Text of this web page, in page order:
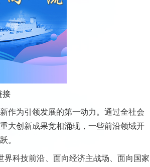
接
为引领发展的第一动力。通过全社会
大创新成果竞相涌现，一些前沿领域开
。
科技前沿、面向经济主战场、面向国家